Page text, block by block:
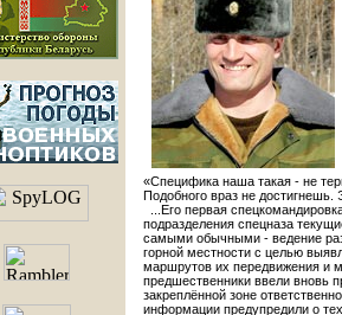
«Специфика наша такая - не
Подобного враз не достигнешь.
...Его первая
подразделения спецназа
самыми обычными - ведение
горной местности с целью
маршрутов их передвижения и
предшественники ввели вновь
закреплённой зоне
информации предупредили о